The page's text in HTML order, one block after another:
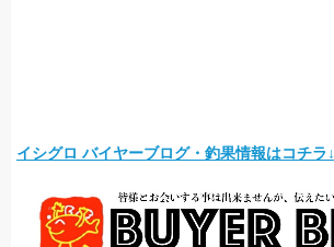
イシグロ バイヤーブログ・釣果情報はコチラ↓